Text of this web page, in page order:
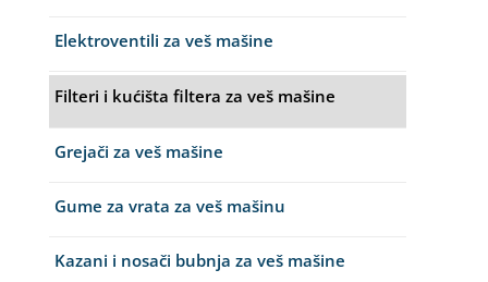
Elektroventili za veš mašine
Filteri i kućišta filtera za veš mašine
Grejači za veš mašine
Gume za vrata za veš mašinu
Kazani i nosači bubnja za veš mašine